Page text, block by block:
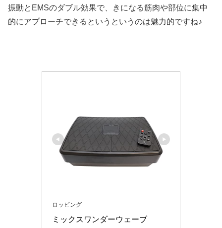
振動とEMSのダブル効果で、きになる筋肉や部位に集中
的にアプローチできるというというのは魅力的ですね♪
ロッピング
ミックスワンダーウェーブ